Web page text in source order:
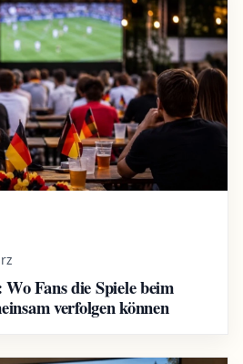
Fans die Spiele beim
verfolgen können